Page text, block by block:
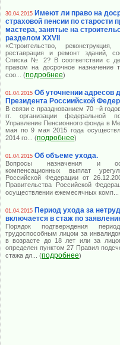
30.04.2015 Имеют ли право на
страховой пенсии по старости
мастера, занятые на
разделом XXVII
«Строительство, реконструкция,
реставрация и ремонт зданий,
Списка № 2? В соответствии с
правом на досрочное назначение
соо ... (подробнее)
01.04.2015 Об уточнении адресов
Президента Россиийской
В связи с празднованием 70 –й
гг. организации федеральной
Управление Пенсионного фонда в
мая по 9 мая 2015 года
2014 го ... (подробнее)
01.04.2015 Об объеме ухода.
Вопросы назначения и
компенсационных выплат
Российской Федерации от
Правительства Российской
осуществлении ежемесячных комп
01.04.2015 Период ухода за
включается в стаж по
Порядок подтверждения
трудоспособным лицом за
в возрасте до 18 лет или за
определен пунктом 27 Правил
стажа дл ... (подробнее)